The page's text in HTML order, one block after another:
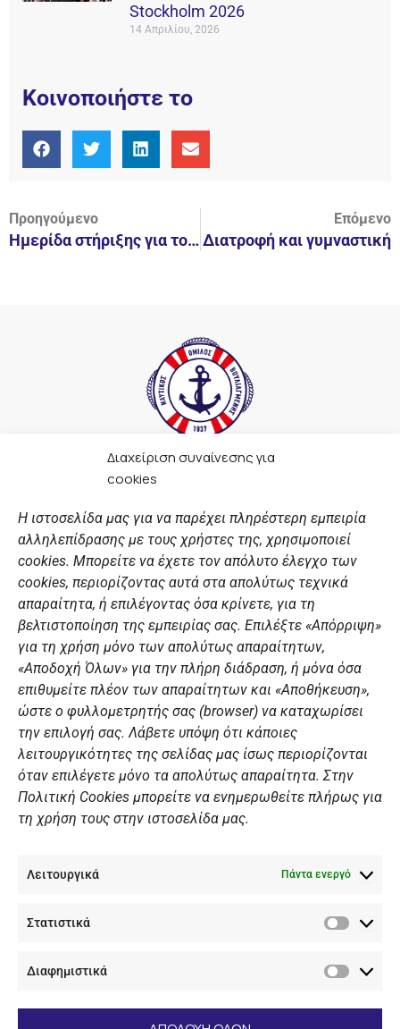
Διαχείριση συναίνεσης για
cookies
Η ιστοσελίδα μας για να παρέχει πληρέστερη εμπειρία
αλληλεπίδρασης με τους χρήστες της, χρησιμοποιεί
cookies. Μπορείτε να έχετε τον απόλυτο έλεγχο των
cookies, περιορίζοντας αυτά στα απολύτως τεχνικά
απαραίτητα, ή επιλέγοντας όσα κρίνετε, για τη
βελτιστοποίηση της εμπειρίας σας. Επιλέξτε «Απόρριψη»
για τη χρήση μόνο των απολύτως απαραίτητων,
«Αποδοχή Όλων» για την πλήρη διάδραση, ή μόνα όσα
επιθυμείτε πλέον των απαραίτητων και «Αποθήκευση»,
ώστε ο φυλλομετρητής σας (browser) να καταχωρίσει
την επιλογή σας. Λάβετε υπόψη ότι κάποιες
λειτουργικότητες της σελίδας μας ίσως περιορίζονται
όταν επιλέγετε μόνο τα απολύτως απαραίτητα. Στην
Πολιτική Cookies μπορείτε να ενημερωθείτε πλήρως για
τη χρήση τους στην ιστοσελίδα μας.
Λειτουργικά Πάντα ενεργό
Στατιστικά
Διαφημιστικά
Stockholm 2026
14 Απριλίου, 2026
Κοινοποιήστε το
Προηγούμενο
Ημερίδα στήριξης για τον αθλητή Ανδρόγεω Σαμψάκη – Μπακόπουλο
Επόμενο
Διατροφή και γυμναστική
F
a
e
b
o
o
k
t
a
g
r
a
m
t
u
b
e
n
k
e
d
i
n
ΣΎΝΔΕΣΜΟΙ
Αθλητικές σχολές
Διάπλους
Χορηγοί
Summer Camp
ΠΡΟΣΩΠΙΚΑ ΔΕΔΟΜΕΝΑ
Πολιτική Ιστοσελίδας
Πολιτική Cookies Iστοσελίδας
Γενική Πολιτική ΝΟΒ
Ενημέρωση Summer Camp
ΕΠΙΚΟΙΝΩΝΊΑ
+30 210 89 62 416